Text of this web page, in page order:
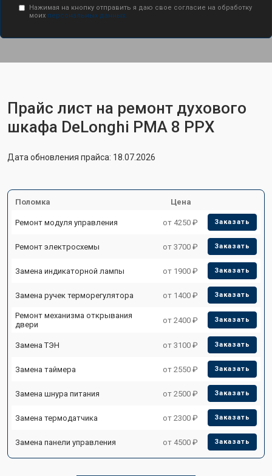
Нажимая на кнопку отправить я даю свое согласие на обработку
моих персональных данных.
Прайс лист на ремонт духового
шкафа DeLonghi PMA 8 PPX
Дата обновления прайса: 18.07.2026
Поломка Цена
Ремонт модуля управления от 4250 ₽ Заказать
Ремонт электросхемы от 3700 ₽ Заказать
Замена индикаторной лампы от 1900 ₽ Заказать
Замена ручек терморегулятора от 1400 ₽ Заказать
Ремонт механизма открывания
двери
от 2400 ₽ Заказать
Замена ТЭН от 3100 ₽ Заказать
Замена таймера от 2550 ₽ Заказать
Замена шнура питания от 2500 ₽ Заказать
Замена термодатчика от 2300 ₽ Заказать
Замена панели управления от 4500 ₽ Заказать